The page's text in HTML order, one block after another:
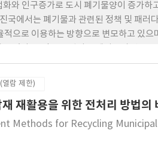
와 인구증가로 도시 폐기물양이 증가하
국에서는 폐기물과 관련된 정책 및 패러
으로 이용하는 방향으로 변모하고 있
다. 비산재는 소각재의 약 20%를 차지
. 반면 바닥재는 소각재의 약 80%를 차
바닥재는 그 성분이 골재 및 자갈의 특
또는 콘크리트의 골재로 재이용하고 있
방향에 따라 소각재를 콘크리트 및 건
물관리법 제14조의 3 제2항 [별표 5의
열람 제한)
재활용을 위한 전처리 방법의
Methods for Recycling